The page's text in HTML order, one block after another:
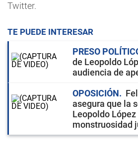
Twitter.
TE PUEDE INTERESAR
PRESO
de Leopoldo
audiencia de
OPOSICIÓN
asegura que la
Leopoldo López
monstruosidad